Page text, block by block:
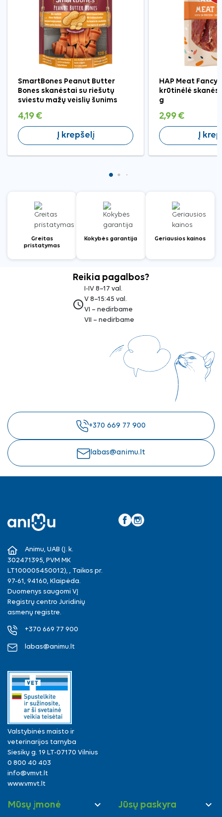
SmartBones Peanut Butter
Bones skanėstai su riešutų
sviestu mažų veislių šunims
4,19 €
Į krepšelį
HAP Meat Fancy
krūtinėlė
g
2,99 €
Į
Greitas
pristatymas
Kokybės garantija Geriausios kainos
Reikia pagalbos?
access_time
I-IV 8–17 val.
V 8–15:45 val.
VI – nedirbame
VII – nedirbame
+370 669 77 900
labas@animu.lt
Animu, UAB (Į. k.
302471395, PVM MK
LT100005450012), , Taikos pr.
97-61, 94160, Klaipėda.
Duomenys saugomi VĮ
Registrų centro Juridinių
asmenų registre.
+370 669 77 900
labas@animu.lt
Valstybinės maisto ir
veterinarijos tarnyba
Siesikų g. 19 LT-07170 Vilnius
0 800 40 403
info@vmvt.lt
www.vmvt.lt
Mūsų įmonė  Jūsų paskyra 